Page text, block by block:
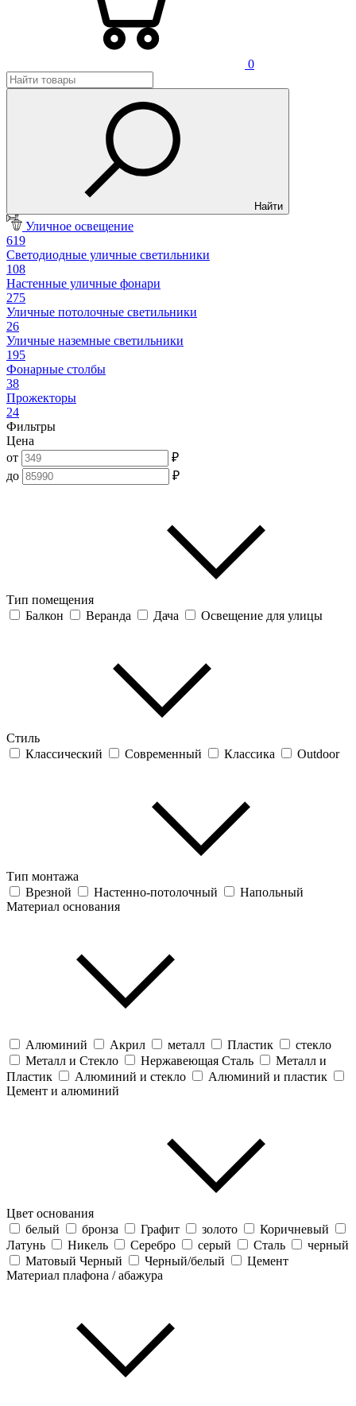
0
Найти
Уличное освещение
619
Светодиодные уличные светильники
108
Настенные уличные фонари
275
Уличные потолочные светильники
26
Уличные наземные светильники
195
Фонарные столбы
38
Прожекторы
24
Фильтры
Цена
от
₽
до
₽
Тип помещения
Балкон
Веранда Дача Освещение для улицы
Стиль
Классический
Современный Классика Outdoor
Тип монтажа
Врезной
Настенно-потолочный
Напольный
Материал основания
Алюминий Акрил металл Пластик
стекло
Металл и Стекло
Нержавеющая Сталь
Металл и
Пластик
Алюминий и стекло
Алюминий и пластик
Цемент и алюминий
Цвет основания
белый
бронза Графит золото
Коричневый
Латунь
Никель Серебро серый Сталь
черный
Матовый Черный
Черный/белый
Цемент
Материал плафона / абажура